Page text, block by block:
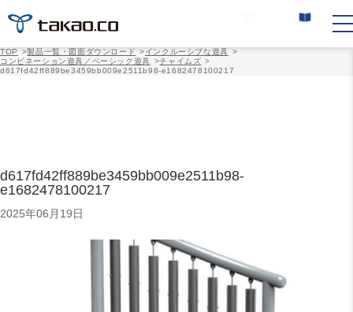
TOP >製品一覧・図面ダウンロード >インクルーシブな遊具 >
コンビネーション遊具／ベーシック遊具 >チャイムズ >
d617fd42ff889be3459bb009e2511b98-e1682478100217
d617fd42ff889be3459bb009e2511b98-
e1682478100217
2025年06月19日